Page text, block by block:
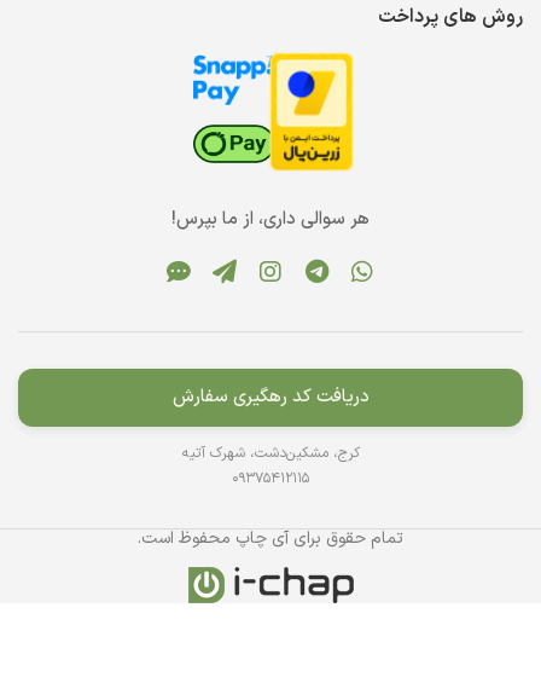
روش های پرداخت
هر سوالی داری، از ما بپرس!
دریافت کد رهگیری سفارش
کرج، مشکین‌دشت، شهرک آتیه
09375412115
تمام حقوق برای آی چاپ محفوظ است.